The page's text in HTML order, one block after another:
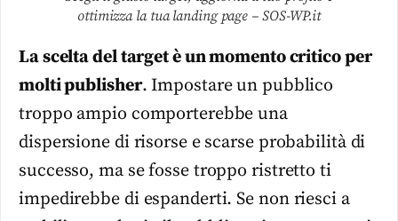
ottimizza la tua landing page – SOS-WP.it
La scelta del target è un momento critico per
molti publisher. Impostare un pubblico
troppo ampio comporterebbe una
dispersione di risorse e scarse probabilità di
successo, ma se fosse troppo ristretto ti
impedirebbe di espanderti. Se non riesci a